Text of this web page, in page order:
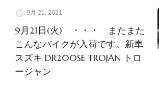
9月 21, 2021
9月21日(火) ・・・ またまた
こんなバイクが入荷です。新車
スズキ DR200SE TROJAN トロ
ージャン